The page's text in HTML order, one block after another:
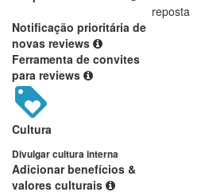
reposta
Notificação prioritária de
novas reviews
Ferramenta de convites
para reviews
Cultura
Divulgar cultura interna
Adicionar benefícios &
valores culturais